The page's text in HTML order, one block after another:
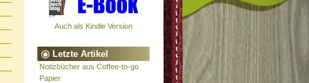
Auch als Kindle Version
Letzte Artikel
Notizbücher aus Coffee-to-go
Papier